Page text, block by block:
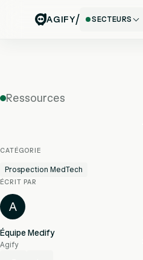
AGIFY/ SECTEURS
Ressources
CATÉGORIE
Prospection MedTech
ÉCRIT PAR
A
Équipe Medify
Agify